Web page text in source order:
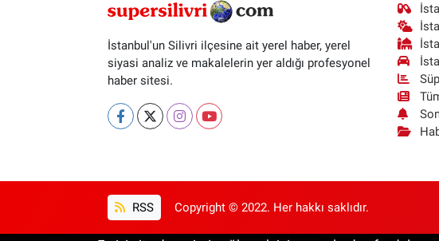
İstanbul'un Silivri ilçesine ait yerel haber, yerel
siyasi analiz ve makalelerin yer aldığı profesyonel
haber sitesi.
RSS Copyright © 2022. Her hakkı saklıdır.